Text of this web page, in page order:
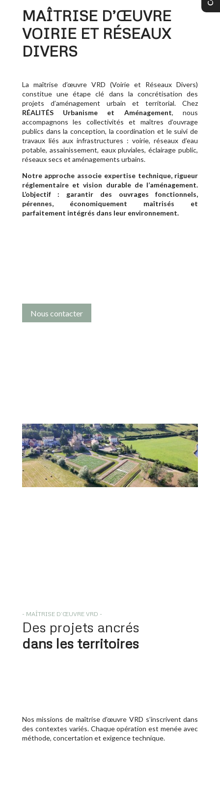
MAÎTRISE D’ŒUVRE
VOIRIE ET RÉSEAUX
DIVERS
La maîtrise d’œuvre VRD (Voirie et Réseaux Divers)
constitue une étape clé dans la concrétisation des
projets d’aménagement urbain et territorial. Chez
RÉALITÉSUrbanisme et Aménagement, nous
accompagnons les collectivités et maîtres d’ouvrage
publics dans la conception, la coordination et le suivi de
travaux liés aux infrastructures : voirie, réseaux d’eau
potable, assainissement, eaux pluviales, éclairage public,
réseaux secs et aménagements urbains.
Notre approche associe expertise technique, rigueur
réglementaire et vision durable de l’aménagement.
L’objectif : garantir des ouvrages fonctionnels,
pérennes, économiquement maîtrisés et
parfaitement intégrés dans leur environnement.
Nous contacter
- MAÎTRISE D’ŒUVRE VRD -
Des projets ancrés
dans les territoires
Nos missions de maîtrise d’œuvre VRD s’inscrivent dans
des contextes variés. Chaque opération est menée avec
méthode, concertation et exigence technique.